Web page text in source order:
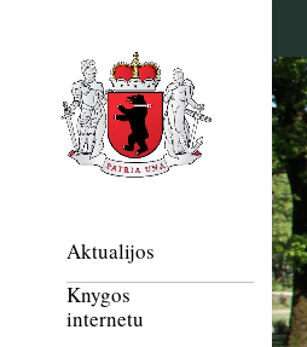
Aktualijos
Knygos
internetu